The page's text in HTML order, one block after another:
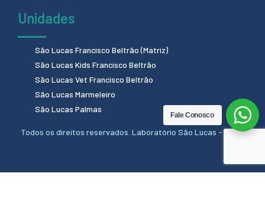
Unidades
São Lucas Francisco Beltrão (Matriz)
São Lucas Kids Francisco Beltrão
São Lucas Vet Francisco Beltrão
São Lucas Marmeleiro
São Lucas Palmas
Todos os direitos reservados. Laboratório São Lucas - 2024.
Fale Conosco